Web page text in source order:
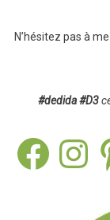
N’hésitez pas à
#dedida #D3
FacebookInstagram